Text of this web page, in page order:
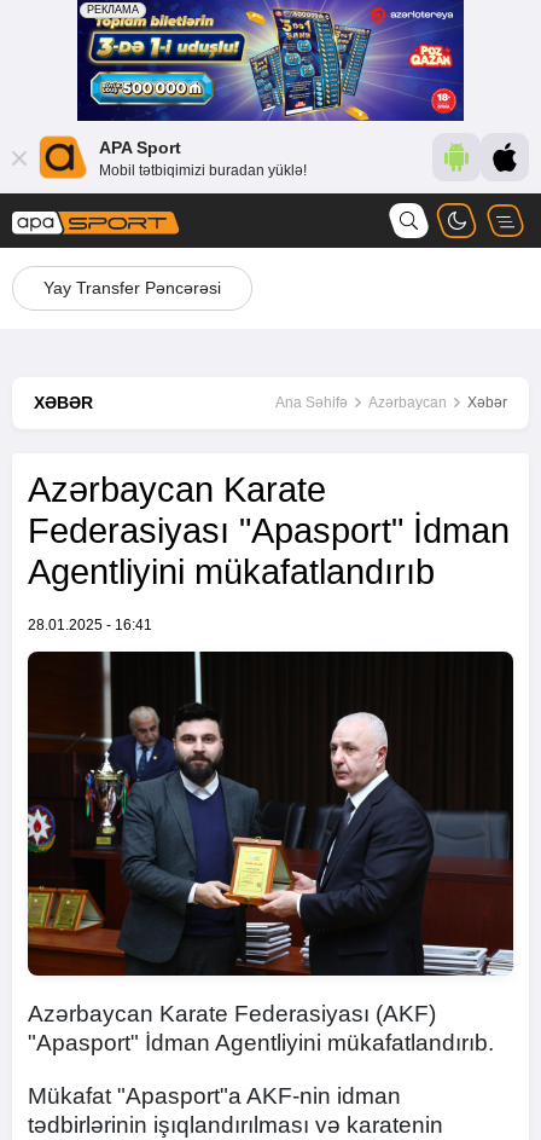
APA Sport
Mobil tətbiqimizi buradan yüklə!
Yay Transfer Pəncərəsi
XƏBƏR Ana Səhifə Azərbaycan Xəbər
Azərbaycan Karate
Federasiyası "Apasport" İdman
Agentliyini mükafatlandırıb
28.01.2025 - 16:41
Azərbaycan Karate Federasiyası (AKF)
"Apasport" İdman Agentliyini mükafatlandırıb.
Mükafat "Apasport"a AKF-nin idman
tədbirlərinin işıqlandırılması və karatenin